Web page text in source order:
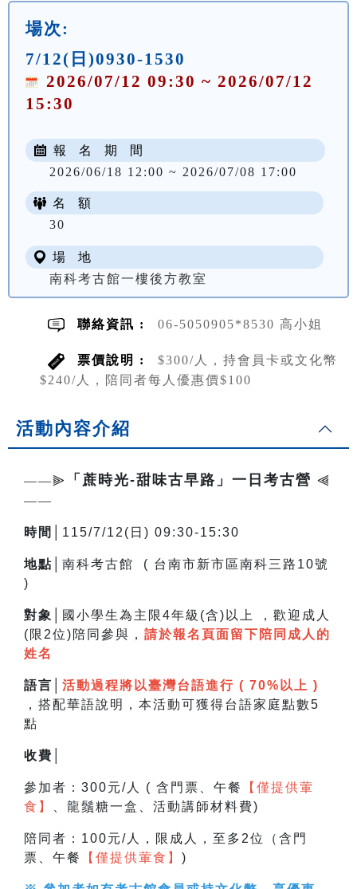
場次:
7/12(日)0930-1530
2026/07/12 09:30 ~ 2026/07/12
15:30
報 名 期 間
2026/06/18 12:00 ~ 2026/07/08 17:00
名 額
30
場 地
南科考古館一樓後方教室
聯絡資訊 : 06-5050905*8530 高小姐
票價說明 :
$300/人，持會員卡或文化幣
$240/人，陪同者每人優惠價$100
活動內容介紹
——⫸ 「蔗時光-甜味古早路」一日考古營 ⫷
——
時間│ 115/7/12(日) 09:30-15:30
地點│ 南科考古館 ( 台南市新市區南科三路10號
)
對象│ 國小學生為主限4年級(含)以上 ， 歡迎成人
(限2位)陪同參與， 請於報名頁面留下陪同成人的
姓名
語言│ 活動過程將以臺灣台語進行 ( 70%以上 )
，搭配華語說明， 本活動可獲得台語家庭點數5
點
收費│
參加者：300元/人 ( 含門票、午餐
【僅提供葷
食】
、龍鬚糖一盒、活動講師材料費)
陪同者：100元/人，限成人，至多2位（含門
票、午餐
【僅提供葷食】 )